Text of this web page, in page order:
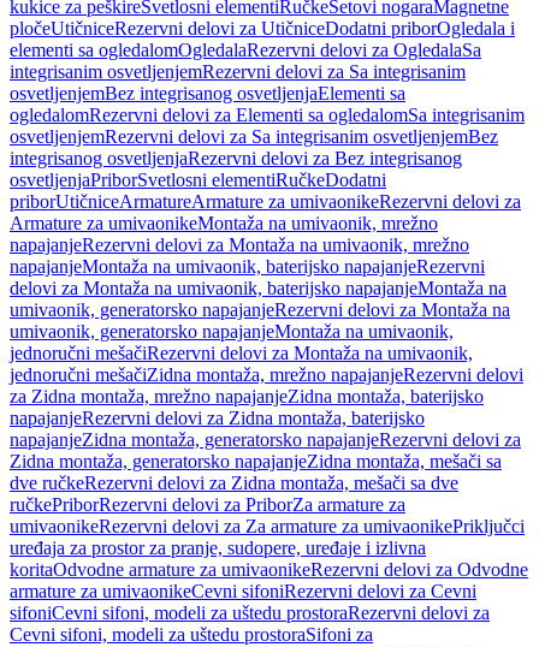
kukice za peškireSvetlosni elementiRučkeSetovi nogaraMagnetne
pločeUtičniceRezervni delovi za UtičniceDodatni priborOgledala i
elementi sa ogledalomOgledalaRezervni delovi za OgledalaSa
integrisanim osvetljenjemRezervni delovi za Sa integrisanim
osvetljenjemBez integrisanog osvetljenjaElementi sa
ogledalomRezervni delovi za Elementi sa ogledalomSa integrisanim
osvetljenjemRezervni delovi za Sa integrisanim osvetljenjemBez
integrisanog osvetljenjaRezervni delovi za Bez integrisanog
osvetljenjaPriborSvetlosni elementiRučkeDodatni
priborUtičniceArmatureArmature za umivaonikeRezervni delovi za
Armature za umivaonikeMontaža na umivaonik, mrežno
napajanjeRezervni delovi za Montaža na umivaonik, mrežno
napajanjeMontaža na umivaonik, baterijsko napajanjeRezervni
delovi za Montaža na umivaonik, baterijsko napajanjeMontaža na
umivaonik, generatorsko napajanjeRezervni delovi za Montaža na
umivaonik, generatorsko napajanjeMontaža na umivaonik,
jednoručni mešačiRezervni delovi za Montaža na umivaonik,
jednoručni mešačiZidna montaža, mrežno napajanjeRezervni delovi
za Zidna montaža, mrežno napajanjeZidna montaža, baterijsko
napajanjeRezervni delovi za Zidna montaža, baterijsko
napajanjeZidna montaža, generatorsko napajanjeRezervni delovi za
Zidna montaža, generatorsko napajanjeZidna montaža, mešači sa
dve ručkeRezervni delovi za Zidna montaža, mešači sa dve
ručkePriborRezervni delovi za PriborZa armature za
umivaonikeRezervni delovi za Za armature za umivaonikePriključci
uređaja za prostor za pranje, sudopere, uređaje i izlivna
koritaOdvodne armature za umivaonikeRezervni delovi za Odvodne
armature za umivaonikeCevni sifoniRezervni delovi za Cevni
sifoniCevni sifoni, modeli za uštedu prostoraRezervni delovi za
Cevni sifoni, modeli za uštedu prostoraSifoni za